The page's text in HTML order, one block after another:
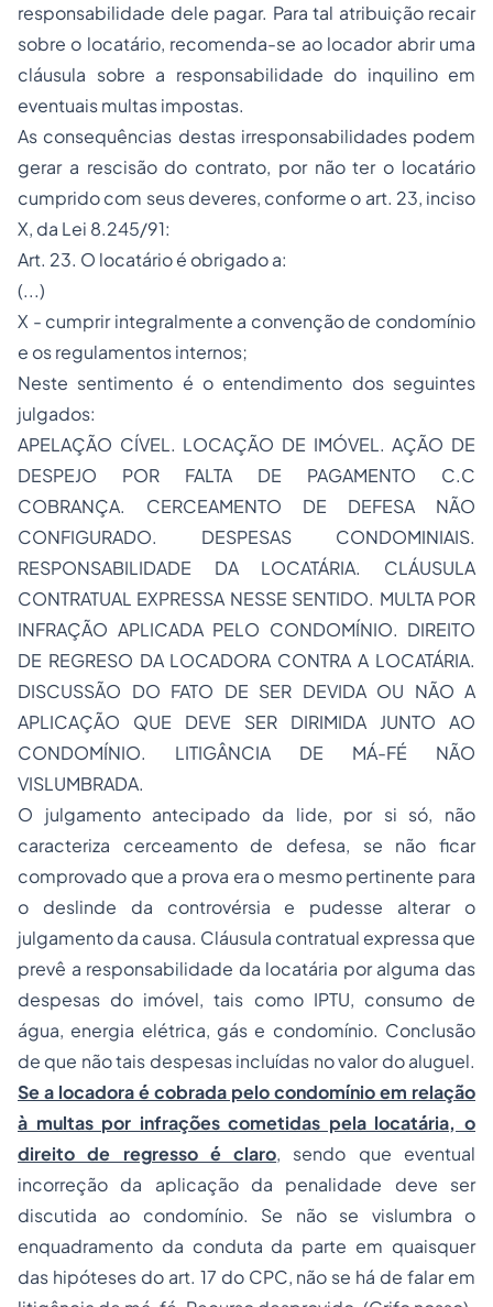
responsabilidade dele pagar. Para tal atribuição recair
sobre o locatário, recomenda-se ao locador abrir uma
cláusula sobre a responsabilidade do inquilino em
eventuais multas impostas.
As consequências destas irresponsabilidades podem
gerar a rescisão do contrato, por não ter o locatário
cumprido com seus deveres, conforme o art. 23, inciso
X, da Lei 8.245/91:
Art. 23. O locatário é obrigado a:
(...)
X - cumprir integralmente a convenção de condomínio
e os regulamentos internos;
Neste sentimento é o entendimento dos seguintes
julgados:
APELAÇÃO CÍVEL. LOCAÇÃO DE IMÓVEL. AÇÃO DE
DESPEJO POR FALTA DE PAGAMENTO C.C
COBRANÇA. CERCEAMENTO DE DEFESA NÃO
CONFIGURADO. DESPESAS CONDOMINIAIS.
RESPONSABILIDADE DA LOCATÁRIA. CLÁUSULA
CONTRATUAL EXPRESSA NESSE SENTIDO. MULTA POR
INFRAÇÃO APLICADA PELO CONDOMÍNIO. DIREITO
DE REGRESO DA LOCADORA CONTRA A LOCATÁRIA.
DISCUSSÃO DO FATO DE SER DEVIDA OU NÃO A
APLICAÇÃO QUE DEVE SER DIRIMIDA JUNTO AO
CONDOMÍNIO. LITIGÂNCIA DE MÁ-FÉ NÃO
VISLUMBRADA.
O julgamento antecipado da lide, por si só, não
caracteriza cerceamento de defesa, se não ficar
comprovado que a prova era o mesmo pertinente para
o deslinde da controvérsia e pudesse alterar o
julgamento da causa. Cláusula contratual expressa que
prevê a responsabilidade da locatária por alguma das
despesas do imóvel, tais como IPTU, consumo de
água, energia elétrica, gás e condomínio. Conclusão
de que não tais despesas incluídas no valor do aluguel.
Se a locadora é cobrada pelo condomínio em relação
à multas por infrações cometidas pela locatária, o
direito de regresso é claro, sendo que eventual
incorreção da aplicação da penalidade deve ser
discutida ao condomínio. Se não se vislumbra o
enquadramento da conduta da parte em quaisquer
das hipóteses do art. 17 do CPC, não se há de falar em